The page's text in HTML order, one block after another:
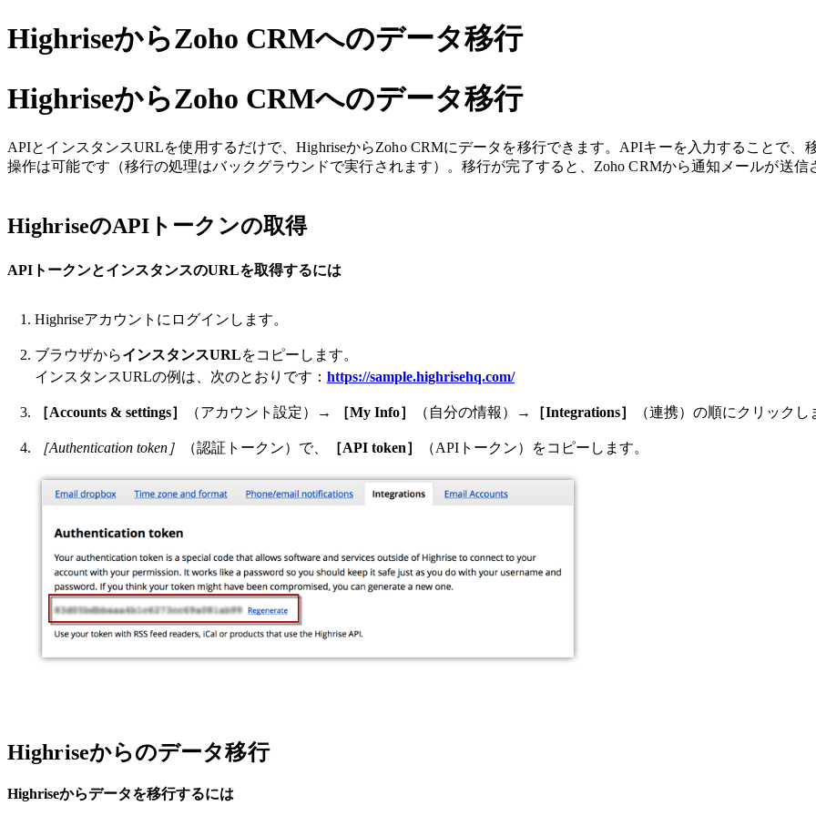
HighriseからZoho CRMへのデータ移行
HighriseからZoho CRMへのデータ移行
APIとインスタンスURLを使用するだけで、HighriseからZoho CRMにデータを移行できます。APIキーを入力することで
操作は可能です（移行の処理はバックグラウンドで実行されます）。移行が完了すると、Zoho CRMから通知メールが送
HighriseのAPIトークンの取得
APIトークンとインスタンスのURLを取得するには
Highriseアカウントにログインします。
ブラウザからインスタンスURLをコピーします。
インスタンスURLの例は、次のとおりです： https://sample.highrisehq.com/
［Accounts & settings］ （アカウント設定）→ ［My Info］ （自分の情報）→ ［Integrations］ （連携）の順にクリックし
［Authentication token］ （認証トークン）で、 ［API token］ （APIトークン）をコピーします。
Highriseからのデータ移行
Highriseからデータを移行するには